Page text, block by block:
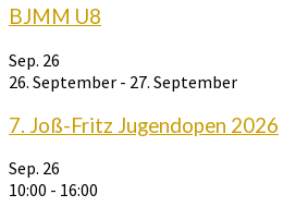
BJMM U8
Sep. 26
26. September - 27. September
7. Joß-Fritz Jugendopen 2026
Sep. 26
10:00 - 16:00